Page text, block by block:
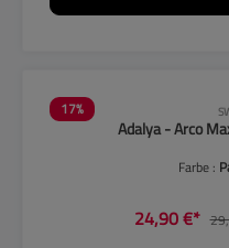
17%
Adalya - Arco
Farbe :
24,90 €*